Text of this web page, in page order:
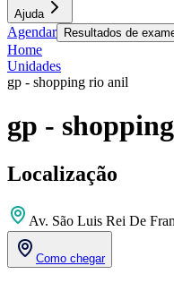
Ajuda
Agendar Resultados de
Home
Unidades
gp - shopping rio anil
gp -
Localização
Av. São Luis Rei De
Como chegar